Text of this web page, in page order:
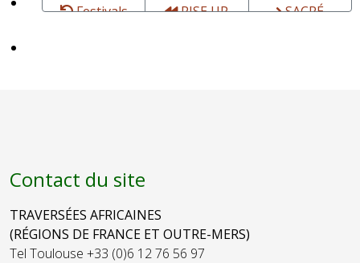
Festivals
RISE UP
SACRÉ
Contact du site
TRAVERSÉES AFRICAINES
(RÉGIONS DE FRANCE ET OUTRE-MERS)
Tel Toulouse +33 (0)6 12 76 56 97